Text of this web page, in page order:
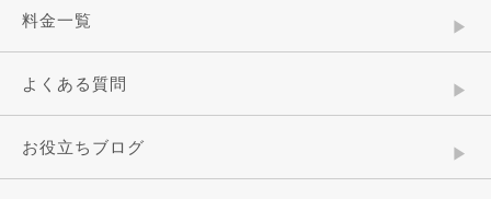
料金一覧
よくある質問
お役立ちブログ